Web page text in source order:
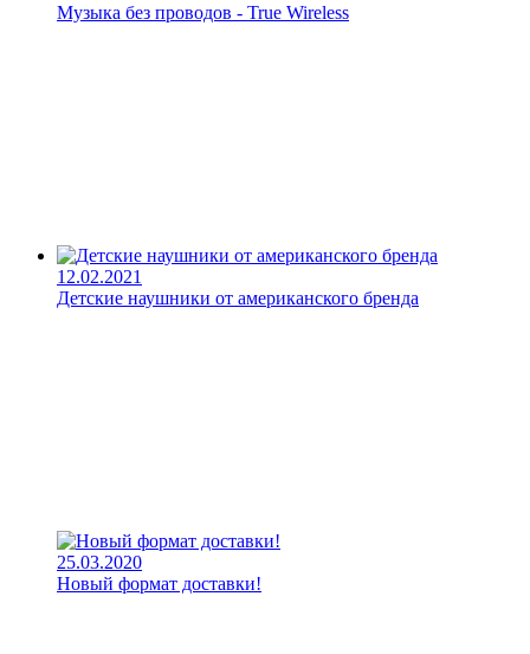
Музыка без проводов - True Wireless
12.02.2021
Детские наушники от американского бренда
25.03.2020
Новый формат доставки!